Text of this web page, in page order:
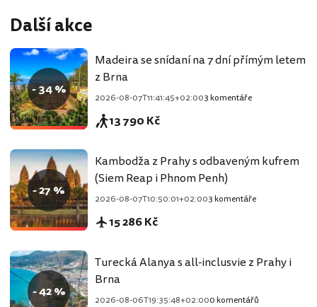
Další akce
- 34 %
Madeira se snídaní na 7 dní přímým letem
z Brna
2026-08-07T11:41:45+02:003 komentáře
13 790 Kč
- 27 %
Kambodža z Prahy s odbaveným kufrem
(Siem Reap i Phnom Penh)
2026-08-07T10:50:01+02:003 komentáře
15 286 Kč
- 42 %
Turecká Alanya s all-inclusvie z Prahy i
Brna
2026-08-06T19:35:48+02:000 komentářů